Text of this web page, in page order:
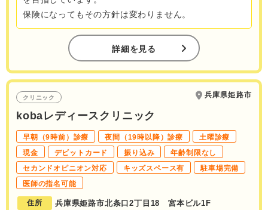
保険になってもその方針は変わりません。
詳細を見る
クリニック 兵庫県姫路市
kobaレディースクリニック
早朝（9時前）診療 夜間（19時以降）診療
土曜診療
現金
デビットカード 振り込み
年齢制限なし
セカンドオピニオン対応
キッズスペース有
駐車場完備
医師の指名可能
住所 兵庫県姫路市北条口2丁目18 宮本ビル1F